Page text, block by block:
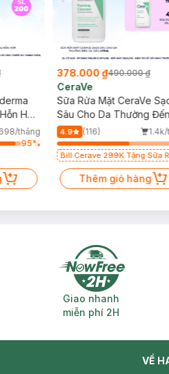
Hợp
tháng
95%
378.000 ₫490.000 ₫
CeraVe
Sữa Rửa Mặt CeraVe
Sâu Cho Da Thường
Dầu 473ml
4.9 (116)
Bill Cerave 299K Tặng Sữa
Mặt Cerave 30ml (SL có hạn)
Thêm giỏ hàng
nhận hàng Giao nhanh
Giao nhanh
miễn phí 2H
VỀ